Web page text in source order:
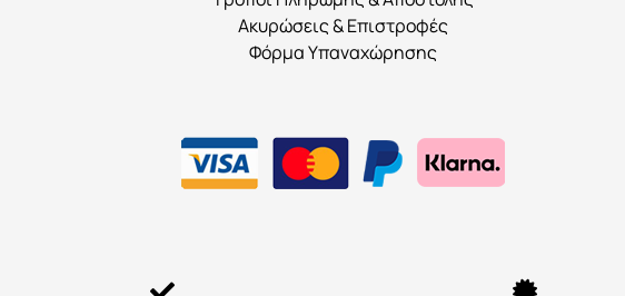
Ακυρώσεις & Επιστροφές
Φόρμα Υπαναχώρησης